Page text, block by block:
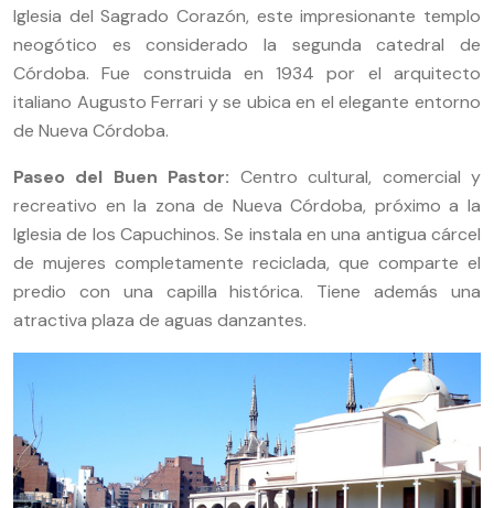
Iglesia del Sagrado Corazón, este impresionante templo
neogótico es considerado la segunda catedral de
Córdoba. Fue construida en 1934 por el arquitecto
italiano Augusto Ferrari y se ubica en el elegante entorno
de Nueva Córdoba.
Paseo del Buen Pastor: Centro cultural, comercial y
recreativo en la zona de Nueva Córdoba, próximo a la
Iglesia de los Capuchinos. Se instala en una antigua cárcel
de mujeres completamente reciclada, que comparte el
predio con una capilla histórica. Tiene además una
atractiva plaza de aguas danzantes.